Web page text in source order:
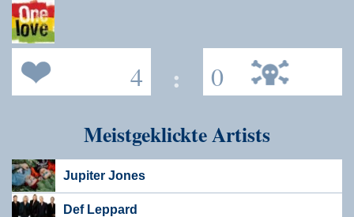
4 : 0
Meistgeklickte Artists
Jupiter Jones
Def Leppard